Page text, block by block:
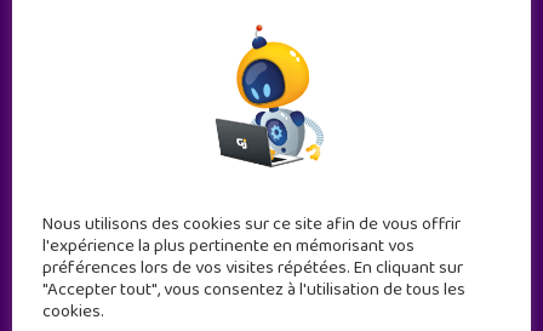
Nous utilisons des cookies sur ce site afin de vous offrir
l'expérience la plus pertinente en mémorisant vos
préférences lors de vos visites répétées. En cliquant sur
"Accepter tout", vous consentez à l'utilisation de tous les
cookies.